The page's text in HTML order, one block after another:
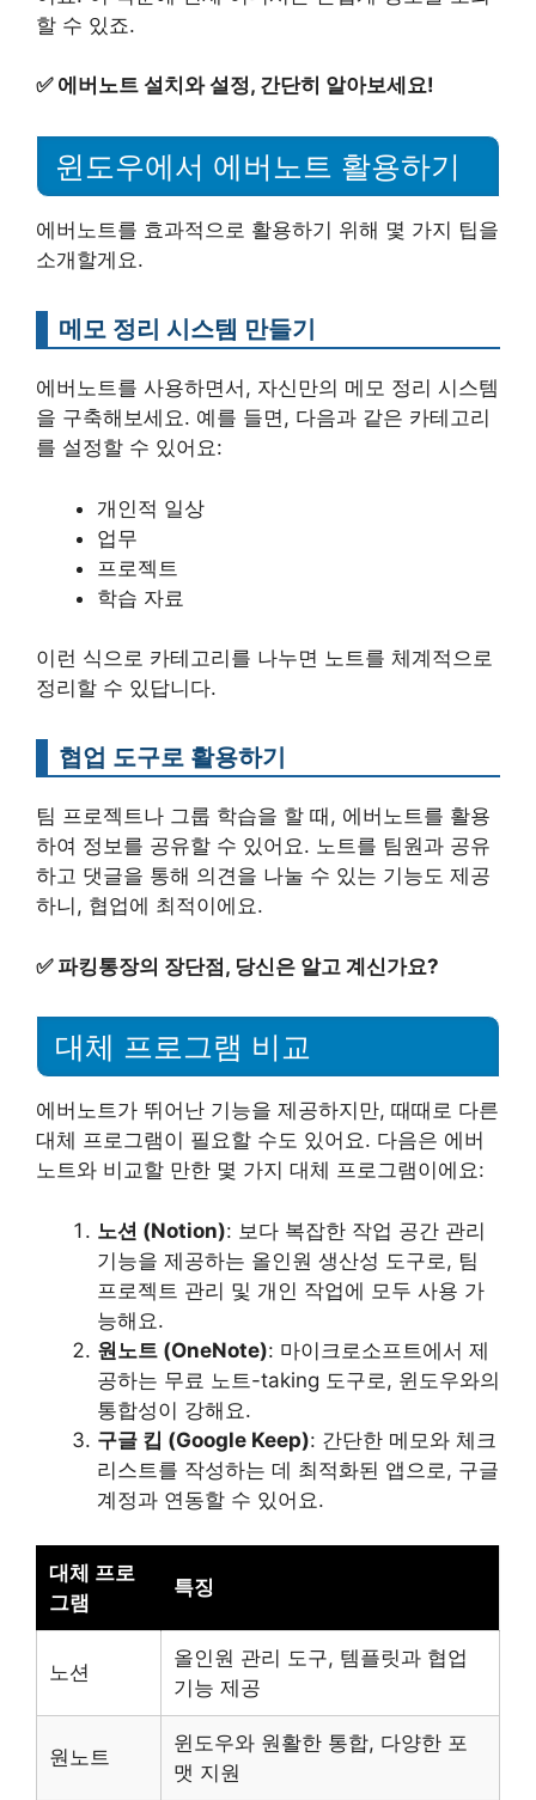
할 수 있죠.
✅ 에버노트 설치와 설정, 간단히 알아보세요!
윈도우에서 에버노트 활용하기
에버노트를 효과적으로 활용하기 위해 몇 가지 팁을
소개할게요.
메모 정리 시스템 만들기
에버노트를 사용하면서, 자신만의 메모 정리 시스템
을 구축해보세요. 예를 들면, 다음과 같은 카테고리
를 설정할 수 있어요:
개인적 일상
업무
프로젝트
학습 자료
이런 식으로 카테고리를 나누면 노트를 체계적으로
정리할 수 있답니다.
협업 도구로 활용하기
팀 프로젝트나 그룹 학습을 할 때, 에버노트를 활용
하여 정보를 공유할 수 있어요. 노트를 팀원과 공유
하고 댓글을 통해 의견을 나눌 수 있는 기능도 제공
하니, 협업에 최적이에요.
✅ 파킹통장의 장단점, 당신은 알고 계신가요?
대체 프로그램 비교
에버노트가 뛰어난 기능을 제공하지만, 때때로 다른
대체 프로그램이 필요할 수도 있어요. 다음은 에버
노트와 비교할 만한 몇 가지 대체 프로그램이에요:
노션 (Notion): 보다 복잡한 작업 공간 관리
기능을 제공하는 올인원 생산성 도구로, 팀
프로젝트 관리 및 개인 작업에 모두 사용 가
능해요.
원노트 (OneNote): 마이크로소프트에서 제
공하는 무료 노트-taking 도구로, 윈도우와의
통합성이 강해요.
구글 킵 (Google Keep): 간단한 메모와 체크
리스트를 작성하는 데 최적화된 앱으로, 구글
계정과 연동할 수 있어요.
대체 프로
그램
특징
노션
올인원 관리 도구, 템플릿과 협업
기능 제공
원노트
윈도우와 원활한 통합, 다양한 포
맷 지원